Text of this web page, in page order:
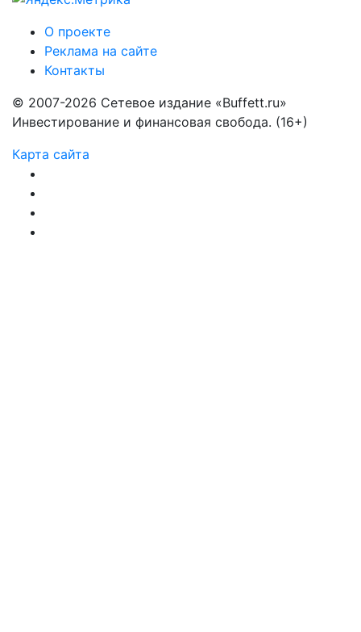
О проекте
Реклама на сайте
Контакты
© 2007-2026 Сетевое издание «Buffett.ru»
Инвестирование и финансовая свобода. (16+)
Карта сайта